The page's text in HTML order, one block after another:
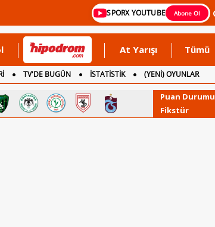
SPORX YOUTUBE Abone Ol
At Yarışı Tümü
TV'DE BUGÜN İSTATİSTİK
(YENİ) OYUNLAR
Puan Durumu
Fikstür